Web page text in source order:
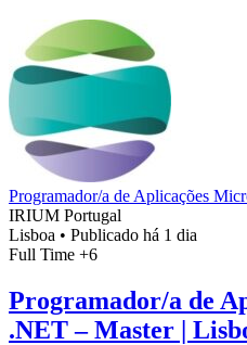
Programador/a de Aplicações
IRIUM Portugal
Lisboa • Publicado há 1 dia
Full Time +6
Programador/a de
.NET – Master |